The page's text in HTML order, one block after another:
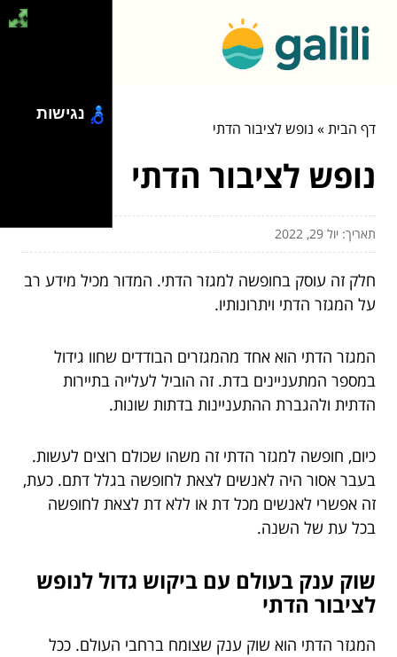
דף הבית» נופש לציבור הדתי
נופש לציבור הדתי
תאריך: יול 29, 2022
חלק זה עוסק בחופשה למגזר הדתי. המדור מכיל מידע רב
על המגזר הדתי ויתרונותיו.
המגזר הדתי הוא אחד מהמגזרים הבודדים שחוו גידול
במספר המתעניינים בדת. זה הוביל לעלייה בתיירות
הדתית ולהגברת ההתעניינות בדתות שונות.
כיום, חופשה למגזר הדתי זה משהו שכולם רוצים לעשות.
בעבר אסור היה לאנשים לצאת לחופשה בגלל דתם. כעת,
זה אפשרי לאנשים מכל דת או ללא דת לצאת לחופשה
בכל עת של השנה.
שוק ענק בעולם עם ביקוש גדול לנופש
לציבור הדתי
המגזר הדתי הוא שוק ענק שצומח ברחבי העולם. ככל
נגישות